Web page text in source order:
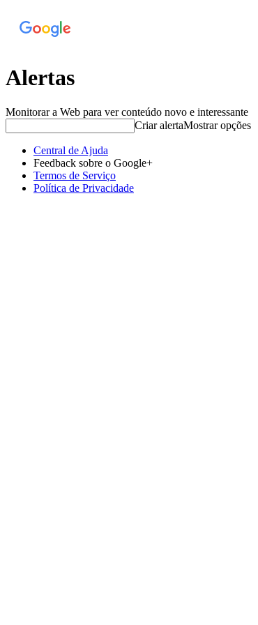
Alertas
Monitorar a Web para ver conteúdo novo e interessante
Criar alertaMostrar opções
Central de Ajuda
Feedback sobre o Google+
Termos de Serviço
Política de Privacidade